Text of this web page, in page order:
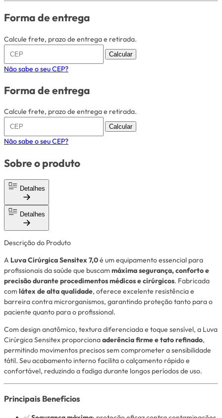
Forma de entrega
Calcule frete, prazo de entrega e retirada.
Calcular
Não sabe o seu CEP?
Forma de entrega
Calcule frete, prazo de entrega e retirada.
Calcular
Não sabe o seu CEP?
Sobre o produto
Detalhes
Detalhes
Descrição do Produto
A Luva Cirúrgica Sensitex 7,0é um equipamento essencial para
profissionais da saúde que buscammáxima segurança, conforto e
precisão durante procedimentos médicos e cirúrgicos. Fabricada
comlátex de alta qualidade, oferece excelente resistência e
barreira contra microrganismos, garantindo proteção tanto para o
paciente quanto para o profissional.
Com design anatômico, textura diferenciada e toque sensível, a Luva
Cirúrgica Sensitex proporcionaaderência firme e tato refinado,
permitindo movimentos precisos sem comprometer a sensibilidade
tátil. Seu acabamento interno facilita o calçamento rápido e
confortável, reduzindo a fadiga durante longos períodos de uso.
Principais Benefícios